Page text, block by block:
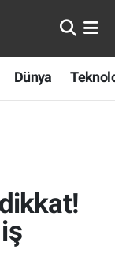
Dünya